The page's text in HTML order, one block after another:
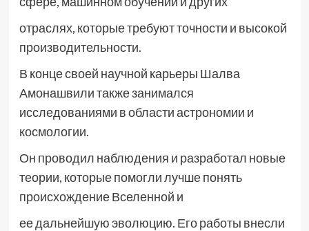
отраслях, которые требуют точности и высокой
производительности.
В конце своей научной карьеры Шалва
Амонашвили также занимался
исследованиями в области астрономии и
космологии.
Он проводил наблюдения и разработал новые
теории, которые помогли лучше понять
происхождение Вселенной и
ее дальнейшую эволюцию. Его работы внесли